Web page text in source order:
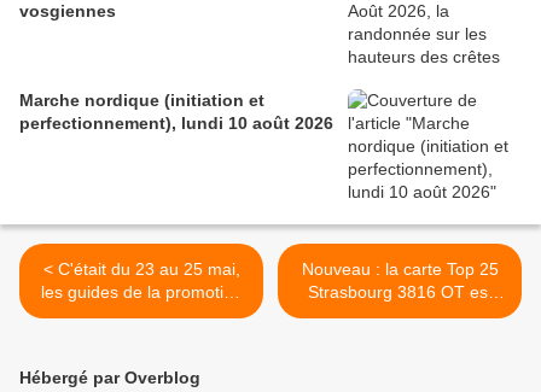
vosgiennes
Marche nordique (initiation et
perfectionnement), lundi 10 août 2026
< C'était du 23 au 25 mai,
les guides de la promotion
2008 à Colmar
Nouveau : la carte Top 25
Strasbourg 3816 OT est
née ! >
Hébergé par Overblog